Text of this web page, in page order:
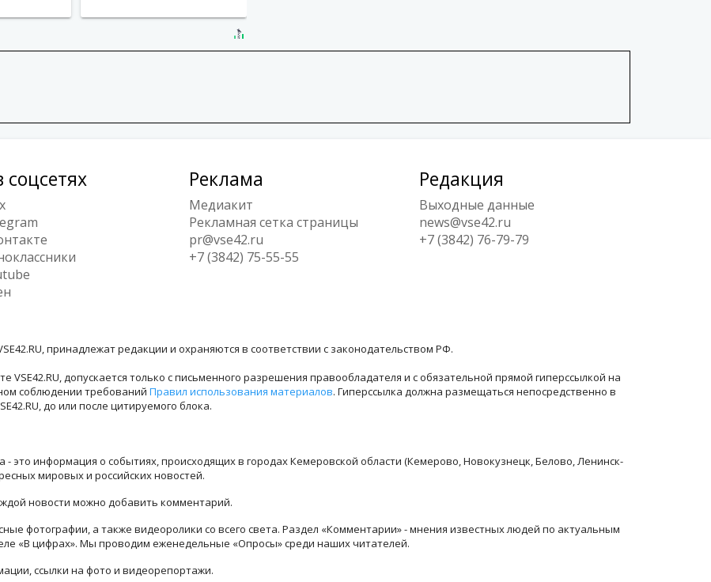
Реклама
Медиакит
Рекламная сетка страницы
pr@vse42.ru
+7 (3842) 75-55-55
Редакция
Выходные данные
news@vse42.ru
+7 (3842) 76-79-79
принадлежат редакции и охраняются в соответствии с законодательством РФ.
допускается только с письменного разрешения правообладателя и с обязательной прямой гиперссылкой на
соблюдении требований Правил использования материалов. Гиперссылка должна размещаться непосредственно в
до или после цитируемого блока.
- это информация о событиях, происходящих в городах Кемеровской области (Кемерово, Новокузнецк, Белово, Ленинск-
мировых и российских новостей.
новости можно добавить комментарий.
фотографии, а также видеоролики со всего света. Раздел «Комментарии» - мнения известных людей по актуальным
«В цифрах». Мы проводим еженедельные «Опросы» среди наших читателей.
ссылки на фото и видеорепортажи.